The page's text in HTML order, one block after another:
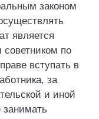
законом
является
по
вступать в
за
и иной
занимать